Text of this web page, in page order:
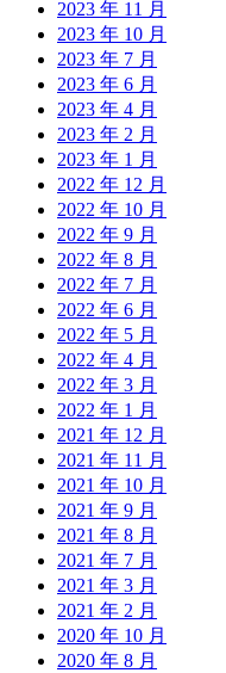
2023 年 11 月
2023 年 10 月
2023 年 7 月
2023 年 6 月
2023 年 4 月
2023 年 2 月
2023 年 1 月
2022 年 12 月
2022 年 10 月
2022 年 9 月
2022 年 8 月
2022 年 7 月
2022 年 6 月
2022 年 5 月
2022 年 4 月
2022 年 3 月
2022 年 1 月
2021 年 12 月
2021 年 11 月
2021 年 10 月
2021 年 9 月
2021 年 8 月
2021 年 7 月
2021 年 3 月
2021 年 2 月
2020 年 10 月
2020 年 8 月